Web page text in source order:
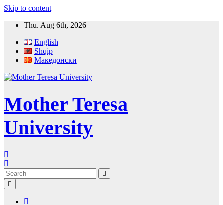
Skip to content
Thu. Aug 6th, 2026
English
Shqip
Македонски
Mother Teresa
University